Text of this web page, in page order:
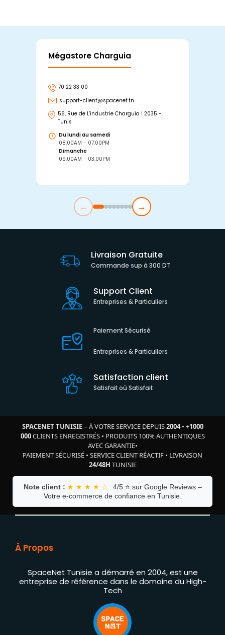
Mégastore Charguia
70 22 33 00
support-client@spacenet.tn
56, Rue de L'industrie Charguia I 2035 -
Tunis
Du lundi au samedi
08:00AM - 07:00PM
Dimanche
09:00AM - 03:00PM
← →
Livraison Gratuite
Commande sup à 300 DT
Support Client
Entreprises & Particuliers
Paiement Sécurisé
Entreprises & Particuliers
Satisfaction client
Satisfait où Satisfait
SPACENET TUNISIE– À VOTRE SERVICE DEPUIS2004• +1000
000CLIENTS ENREGISTRÉS• PRODUITS 100% AUTHENTIQUES
AVEC GARANTIE•
PAIEMENT SÉCURISÉ • SERVICE CLIENT RÉACTIF • LIVRAISON
24/48H TUNISIE
Note client : ★ ★ ★ ★ ☆
4/5 ⭐ sur Google Reviews –
Votre e-commerce de confiance en Tunisie.
À Propos
SpaceNet Tunisie a démarré en 2004, est une
entreprise de référence dans le domaine du High-
Tech